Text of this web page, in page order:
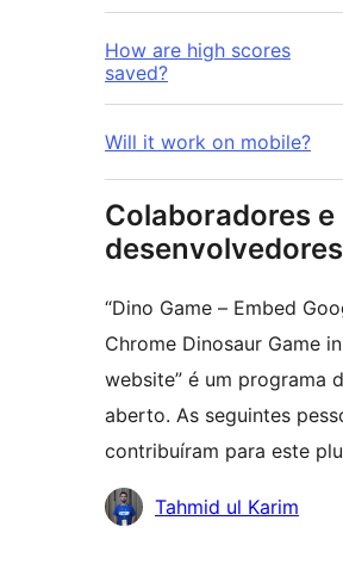
How are high scores
saved?
Will it work on mobile?
Colaboradores e
desenvolvedores
“Dino Game – Embed
Chrome Dinosaur Game
website” é um programa
aberto. As seguintes
contribuíram para este
Colaboradores
Tahmid ul Karim